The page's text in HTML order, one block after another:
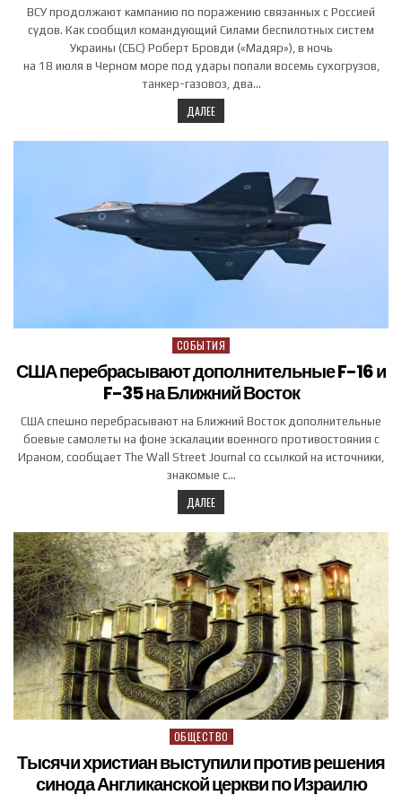
ВСУ продолжают кампанию по поражению связанных с Россией
судов. Как сообщил командующий Силами беспилотных систем
Украины (СБС) Роберт Бровди («Мадяр»), в ночь
на 18 июля в Черном море под удары попали восемь сухогрузов,
танкер-газовоз, два…
ДАЛЕЕ
Posted in
СОБЫТИЯ
США перебрасывают дополнительные F-16 и
F-35 на Ближний Восток
США спешно перебрасывают на Ближний Восток дополнительные
боевые самолеты на фоне эскалации военного противостояния с
Ираном, сообщает The Wall Street Journal со ссылкой на источники,
знакомые с…
ДАЛЕЕ
Posted in
ОБЩЕСТВО
Тысячи христиан выступили против решения
синода Англиканской церкви по Израилю